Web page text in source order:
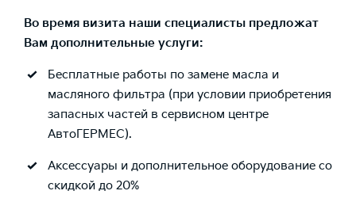
Во время визита наши специалисты предложат
Вам дополнительные услуги:
Бесплатные работы по замене масла и
масляного фильтра (при условии приобретения
запасных частей в сервисном центре
АвтоГЕРМЕС).
Аксессуары и дополнительное оборудование со
скидкой до 20%